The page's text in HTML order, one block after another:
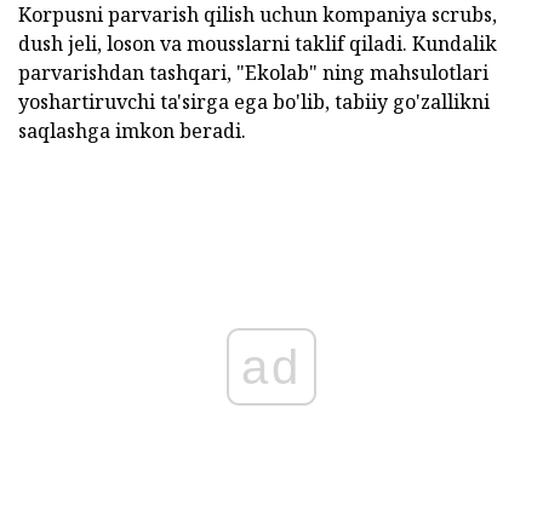
Korpusni parvarish qilish uchun kompaniya scrubs,
dush jeli, loson va mousslarni taklif qiladi. Kundalik
parvarishdan tashqari, "Ekolab" ning mahsulotlari
yoshartiruvchi ta'sirga ega bo'lib, tabiiy go'zallikni
saqlashga imkon beradi.
ad